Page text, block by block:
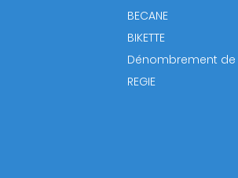
BECANE
BIKETTE
Dénombrement de
REGIE